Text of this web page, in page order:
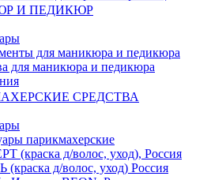
И ПЕДИКЮР
для маникюра и педикюра
для маникюра и педикюра
СРЕДСТВА
парикмахерские
(краска д/волос, уход), Россия
д/волос, уход) Россия